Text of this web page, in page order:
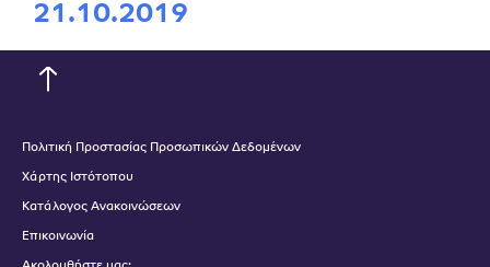
21.10.2019
Πολιτική Προστασίας Προσωπικών Δεδομένων
Χάρτης Ιστότοπου
Κατάλογος Ανακοινώσεων
Επικοινωνία